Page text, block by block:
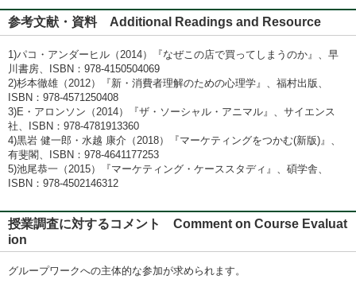
参考文献・資料 Additional Readings and Resource
1)パコ・アンダーヒル（2014）『なぜこの店で買ってしまうのか』、早
川書房、ISBN：978-4150504069
2)杉本徹雄（2012）『新・消費者理解のための心理学』、福村出版、
ISBN：978-4571250408
3)E・アロンソン（2014）『ザ・ソーシャル・アニマル』、サイエンス
社、ISBN：978-4781913360
4)黒岩 健一郎・水越 康介（2018）『マーケティングをつかむ(新版)』、
有斐閣、ISBN：978-4641177253
5)池尾恭一（2015）『マーケティング・ケーススタディ』、碩学舎、
ISBN：978-4502146312
授業調査に対するコメント Comment on Course Evaluat
ion
グループワークへの主体的な参加が求められます。